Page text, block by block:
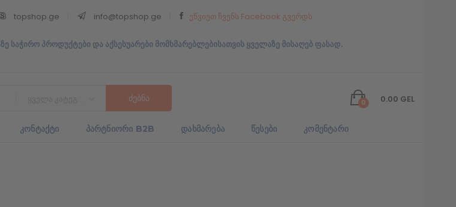
topshop.ge info@topshop.ge ეწვიეთ ჩვენს Facebook გვერდს
საჭირო პროდუქტები და აქსესუარები მომხმარებლებისათვის ყველაზე მისაღებ ფასად.
0 0.00 GEL
ᲙᲝᲜᲢᲐᲥᲢᲘ ᲞᲐᲠᲢᲜᲘᲝᲠᲘ B2B ᲓᲐᲮᲛᲐᲠᲔᲑᲐ ᲬᲔᲡᲔᲑᲘ ᲙᲝᲛᲔᲜᲢᲐᲠᲘ